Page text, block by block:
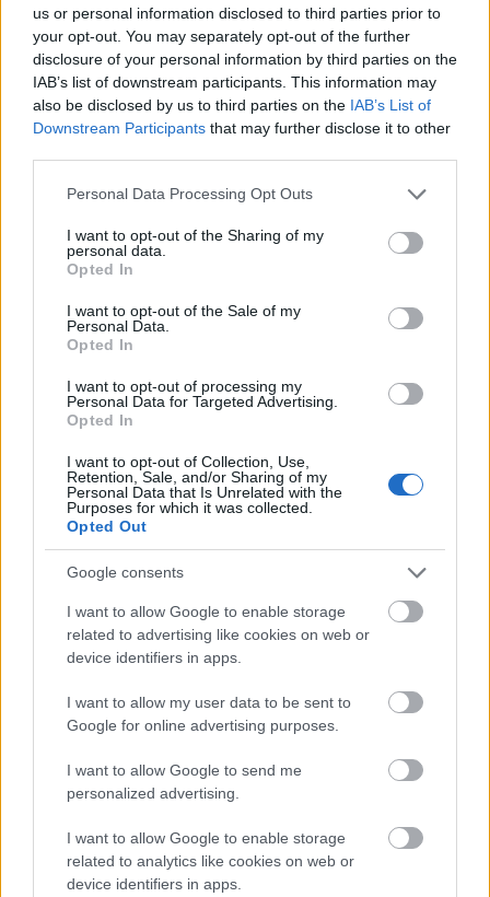
us or personal information disclosed to third parties prior to
your opt-out. You may separately opt-out of the further
disclosure of your personal information by third parties on the
IAB’s list of downstream participants. This information may
also be disclosed by us to third parties on the IAB’s List of
Downstream Participants that may further disclose it to other
Please note that this website/app uses one or more Google
not limited to your visit or usage behaviour. You may click to
grant or deny consent to Google and its third-party tags to
use your data for below specified purposes in below Google
consent section.
Personal Data Processing Opt Outs
I want to opt-out of the Sharing of my
personal data.
Opted In
I want to opt-out of the Sale of my
Personal Data.
Opted In
I want to opt-out of processing my
Personal Data for Targeted Advertising.
Opted In
I want to opt-out of Collection, Use,
Retention, Sale, and/or Sharing of my
Personal Data that Is Unrelated with the
Purposes for which it was collected.
Opted Out
Google consents
I want to allow Google to enable storage
related to advertising like cookies on web or
device identifiers in apps.
I want to allow my user data to be sent to
Google for online advertising purposes.
I want to allow Google to send me
personalized advertising.
I want to allow Google to enable storage
related to analytics like cookies on web or
device identifiers in apps.
The London Community Gospel Choir
templomokban, esküvőkön, temetéseken,
vállalati ünnepségeken, börtönökben,
iskolákban, klubokban valamint a világ
vezető koncerttermeiben.
Világhírű pop-, rock- és rhythm and
készítettek felvételeket. E zenészek
korántsem teljes névsora: George Michael,
Ross, Sir Paul McCartney, Westlife, Celine
Dion, Tina Turner.
Énekelt a kórus Walt Disney
Oroszlánkirályában, Nelson Mandela londoni
léptek fel.
Zene
ELSTARTOLT A MŰVÉSZETEK VÖLGYE